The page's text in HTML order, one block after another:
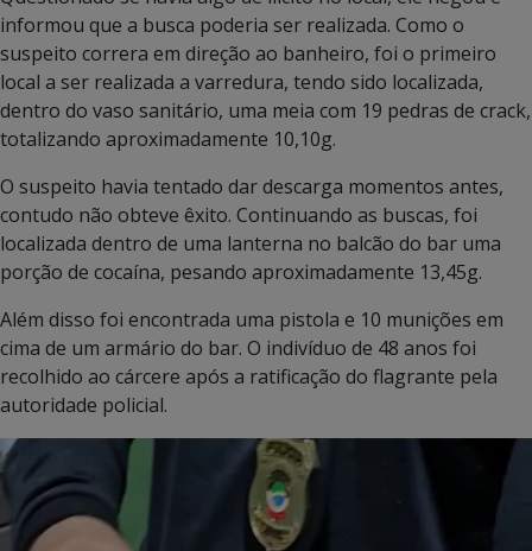
informou que a busca poderia ser realizada. Como o
suspeito correra em direção ao banheiro, foi o primeiro
local a ser realizada a varredura, tendo sido localizada,
dentro do vaso sanitário, uma meia com 19 pedras de crack,
totalizando aproximadamente 10,10g.
O suspeito havia tentado dar descarga momentos antes,
contudo não obteve êxito. Continuando as buscas, foi
localizada dentro de uma lanterna no balcão do bar uma
porção de cocaína, pesando aproximadamente 13,45g.
Além disso foi encontrada uma pistola e 10 munições em
cima de um armário do bar. O indivíduo de 48 anos foi
recolhido ao cárcere após a ratificação do flagrante pela
autoridade policial.
Tocador
de
vídeo